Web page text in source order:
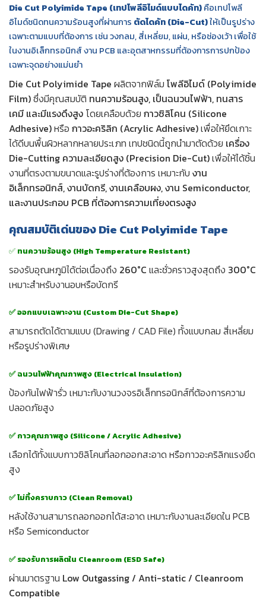
Die Cut Polyimide Tape (เทปโพลีอิไมด์แบบไดคัท)คือเทปโพลี
อิไมด์ชนิดทนความร้อนสูงที่ผ่านการ ตัดไดคัท (Die-Cut)ให้เป็นรูปร่าง
เฉพาะตามแบบที่ต้องการ เช่น วงกลม, สี่เหลี่ยม, แผ่น, หรือช่องเว้า เพื่อใช้
ในงานอิเล็กทรอนิกส์ งาน PCB และอุตสาหกรรมที่ต้องการการปกป้อง
เฉพาะจุดอย่างแม่นยำ
Die Cut Polyimide Tape ผลิตจากฟิล์ม โพลีอิไมด์ (Polyimide
Film)ซึ่งมีคุณสมบัติ ทนความร้อนสูง, เป็นฉนวนไฟฟ้า, ทนสาร
เคมี และมีแรงดึงสูง โดยเคลือบด้วย กาวซิลิโคน (Silicone
Adhesive)หรือ กาวอะคริลิก (Acrylic Adhesive)เพื่อให้ยึดเกาะ
ได้ดีบนพื้นผิวหลากหลายประเภท เทปชนิดนี้ถูกนำมาตัดด้วย เครื่อง
Die-Cutting ความละเอียดสูง (Precision Die-Cut)เพื่อให้ได้ชิ้น
งานที่ตรงตามขนาดและรูปร่างที่ต้องการ เหมาะกับ งาน
อิเล็กทรอนิกส์, งานบัดกรี, งานเคลือบผง, งาน Semiconductor,
และงานประกอบ PCB ที่ต้องการความเที่ยงตรงสูง
คุณสมบัติเด่นของ Die Cut Polyimide Tape
✅ ทนความร้อนสูง (High Temperature Resistant)
รองรับอุณหภูมิได้ต่อเนื่องถึง 260°C และชั่วคราวสูงสุดถึง 300°C
เหมาะสำหรับงานอบหรือบัดกรี
✅ ออกแบบเฉพาะงาน (Custom Die-Cut Shape)
สามารถตัดได้ตามแบบ (Drawing / CAD File) ทั้งแบบกลม สี่เหลี่ยม
หรือรูปร่างพิเศษ
✅ ฉนวนไฟฟ้าคุณภาพสูง (Electrical Insulation)
ป้องกันไฟฟ้ารั่ว เหมาะกับงานวงจรอิเล็กทรอนิกส์ที่ต้องการความ
ปลอดภัยสูง
✅ กาวคุณภาพสูง (Silicone / Acrylic Adhesive)
เลือกได้ทั้งแบบกาวซิลิโคนที่ลอกออกสะอาด หรือกาวอะคริลิกแรงยึด
สูง
✅ ไม่ทิ้งคราบกาว (Clean Removal)
หลังใช้งานสามารถลอกออกได้สะอาด เหมาะกับงานละเอียดใน PCB
หรือ Semiconductor
✅ รองรับการผลิตใน Cleanroom (ESD Safe)
ผ่านมาตรฐาน Low Outgassing / Anti-static / Cleanroom
Compatible